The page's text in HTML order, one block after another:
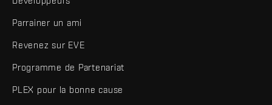
Parrainer un ami
Revenez sur EVE
Programme de Partenariat
PLEX pour la bonne cause